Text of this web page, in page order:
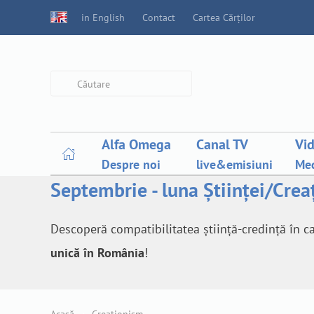
in English Contact Cartea Cărților
Alfa Omega
Despre noi
Canal TV
live&emisiuni
Septembrie - luna Științei/
Descoperă compatibilitatea știință-credință în
unică în România!